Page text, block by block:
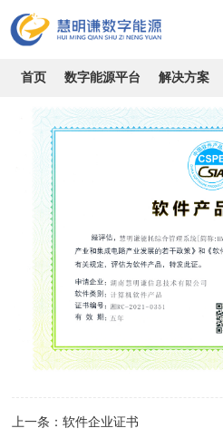
首页 数字能源平台 解决方案
软件产品
时间：2026-08-08 浏览：
上一条：软件企业证书